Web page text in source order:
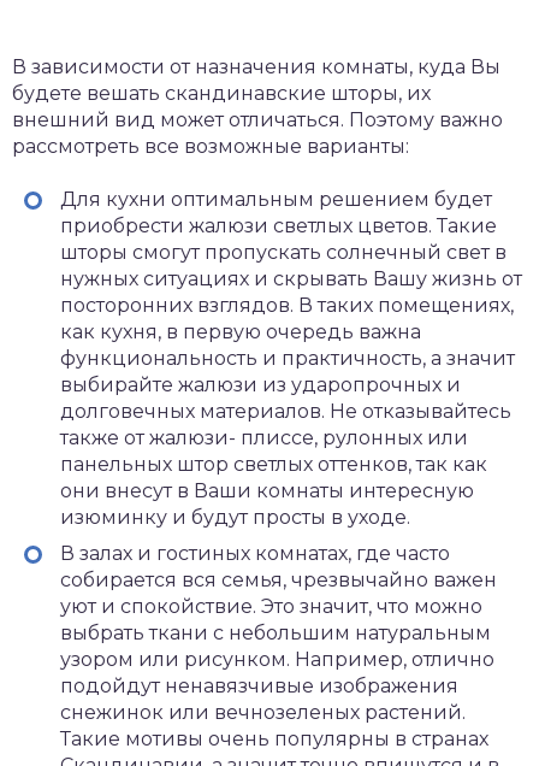
В зависимости от назначения комнаты, куда Вы
будете вешать скандинавские шторы, их
внешний вид может отличаться. Поэтому важно
рассмотреть все возможные варианты:
Для кухни оптимальным решением будет
приобрести жалюзи светлых цветов. Такие
шторы смогут пропускать солнечный свет в
нужных ситуациях и скрывать Вашу жизнь от
посторонних взглядов. В таких помещениях,
как кухня, в первую очередь важна
функциональность и практичность, а значит
выбирайте жалюзи из ударопрочных и
долговечных материалов. Не отказывайтесь
также от жалюзи- плиссе, рулонных или
панельных штор светлых оттенков, так как
они внесут в Ваши комнаты интересную
изюминку и будут просты в уходе.
В залах и гостиных комнатах, где часто
собирается вся семья, чрезвычайно важен
уют и спокойствие. Это значит, что можно
выбрать ткани с небольшим натуральным
узором или рисунком. Например, отлично
подойдут ненавязчивые изображения
снежинок или вечнозеленых растений.
Такие мотивы очень популярны в странах